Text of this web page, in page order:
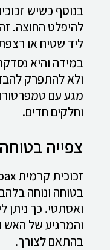
בנוסף כשיש
להיפלט החוצה.
ליד שטיח או
במידה והיא
ולא להתפרק
מגע עם
וחלקים חדים.
צפייה
בטוחה ונוחה
ואסתטי. כך ניתן
והמרגיע של האש
בהתאם לצורך.